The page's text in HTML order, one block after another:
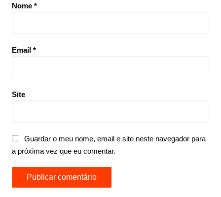
Nome *
Email *
Site
Guardar o meu nome, email e site neste navegador para
a próxima vez que eu comentar.